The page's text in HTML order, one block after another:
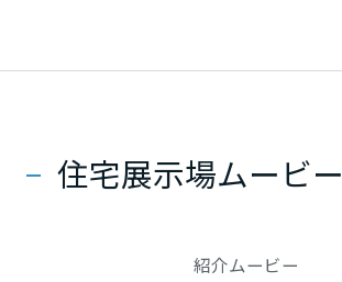
住宅展示場ムービー
紹介ムービー